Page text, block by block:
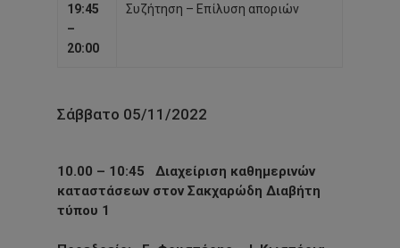
19:45
–
20:00
Συζήτηση – Επίλυση αποριών
Σάββατο 05/11/2022
10.00 – 10:45
Διαχείριση καθημερινών
καταστάσεων στον Σακχαρώδη Διαβήτη
τύπου 1